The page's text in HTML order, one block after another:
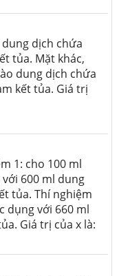
dịch chứa
tủa. Mặt khác,
dung dịch chứa
kết tủa. Giá trị
1: cho 100 ml
600 ml dung
tủa. Thí nghiệm
dụng với 660 ml
Giá trị của x là: